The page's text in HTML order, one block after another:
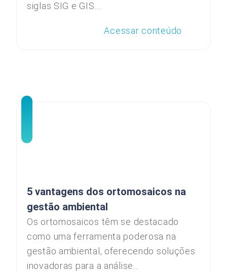
siglas SIG e GIS....
Acessar conteúdo
5 vantagens dos ortomosaicos na
gestão ambiental
Os ortomosaicos têm se destacado
como uma ferramenta poderosa na
gestão ambiental, oferecendo soluções
inovadoras para a análise...